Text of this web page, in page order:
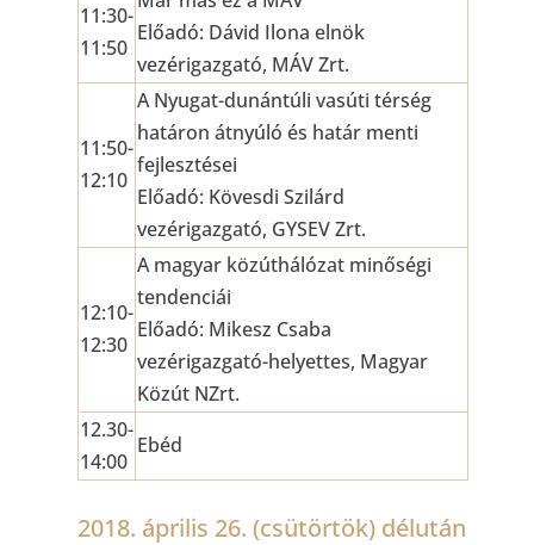
11:30-
11:50
Előadó: Dávid Ilona elnök
vezérigazgató, MÁV Zrt.
11:50-
12:10
A Nyugat-dunántúli vasúti térség
határon átnyúló és határ menti
fejlesztései
Előadó: Kövesdi Szilárd
vezérigazgató, GYSEV Zrt.
12:10-
12:30
A magyar közúthálózat minőségi
tendenciái
Előadó: Mikesz Csaba
vezérigazgató-helyettes, Magyar
Közút NZrt.
12.30-
14:00
Ebéd
2018. április 26. (csütörtök) délután